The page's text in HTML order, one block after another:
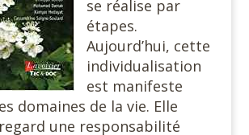
se réalise par
étapes.
Aujourd’hui, cette
individualisation
est manifeste
domaines de la vie. Elle
une responsabilité